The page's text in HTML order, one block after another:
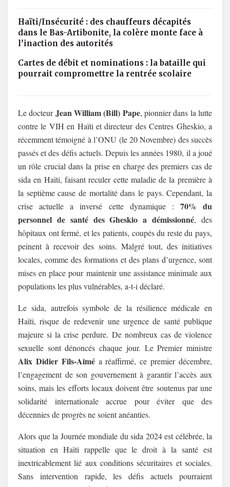
Haïti/Insécurité : des chauffeurs décapités
dans le Bas-Artibonite, la colère monte face à
l’inaction des autorités
Cartes de débit et nominations : la bataille qui
pourrait compromettre la rentrée scolaire
Le docteurJean William (Bill) Pape, pionnier dans la lutte
contre le VIH en Haïti et directeur des Centres Gheskio, a
récemment témoigné à l’ONU (le 20 Novembre) des succès
passés et des défis actuels. Depuis les années 1980, il a joué
un rôle crucial dans la prise en charge des premiers cas de
sida en Haïti, faisant reculer cette maladie de la première à
la septième cause de mortalité dans le pays. Cependant, la
crise actuelle a inversé cette dynamique : 70% du
personnel de santé des Gheskio a démissionné, des
hôpitaux ont fermé, et les patients, coupés du reste du pays,
peinent à recevoir des soins. Malgré tout, des initiatives
locales, comme des formations et des plans d’urgence, sont
mises en place pour maintenir une assistance minimale aux
populations les plus vulnérables, a-t-i déclaré.
Le sida, autrefois symbole de la résilience médicale en
Haïti, risque de redevenir une urgence de santé publique
majeure si la crise perdure. De nombreux cas de violence
sexuelle sont dénoncés chaque jour. Le Premier ministre
Alix Didier Fils-Aiméa réaffirmé, ce premier décembre,
l’engagement de son gouvernement à garantir l’accès aux
soins, mais les efforts locaux doivent être soutenus par une
solidarité internationale accrue pour éviter que des
décennies de progrès ne soient anéanties.
Alors que la Journée mondiale du sida 2024 est célébrée, la
situation en Haïti rappelle que le droit à la santé est
inextricablement lié aux conditions sécuritaires et sociales.
Sans intervention rapide, les défis actuels pourraient